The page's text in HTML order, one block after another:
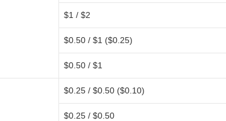
$1 / $2
$0.50 / $1 ($0.25)
$0.50 / $1
$0.25 / $0.50 ($0.10)
$0.25 / $0.50